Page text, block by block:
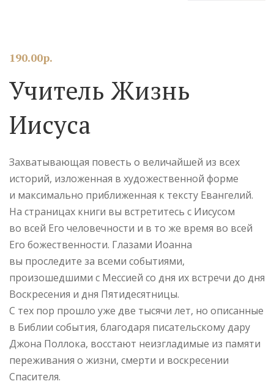
190.00р.
Учитель Жизнь
Иисуса
Захватывающая повесть о величайшей из всех
историй, изложенная в художественной форме
и максимально приближенная к тексту Евангелий.
На страницах книги вы встретитесь с Иисусом
во всей Его человечности и в то же время во всей
Его божественности. Глазами Иоанна
вы проследите за всеми событиями,
произошедшими с Мессией со дня их встречи до дня
Воскресения и дня Пятидесятницы.
С тех пор прошло уже две тысячи лет, но описанные
в Библии события, благодаря писательскому дару
Джона Поллока, восстают неизгладимые из памяти
переживания о жизни, смерти и воскресении
Спасителя.